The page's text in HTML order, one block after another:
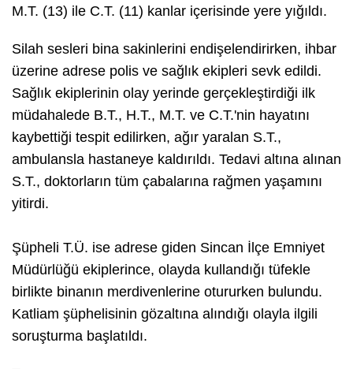
M.T. (13) ile C.T. (11) kanlar içerisinde yere yığıldı.
Silah sesleri bina sakinlerini endişelendirirken, ihbar
üzerine adrese polis ve sağlık ekipleri sevk edildi.
Sağlık ekiplerinin olay yerinde gerçekleştirdiği ilk
müdahalede B.T., H.T., M.T. ve C.T.'nin hayatını
kaybettiği tespit edilirken, ağır yaralan S.T.,
ambulansla hastaneye kaldırıldı. Tedavi altına alınan
S.T., doktorların tüm çabalarına rağmen yaşamını
yitirdi.
Şüpheli T.Ü. ise adrese giden Sincan İlçe Emniyet
Müdürlüğü ekiplerince, olayda kullandığı tüfekle
birlikte binanın merdivenlerine otururken bulundu.
Katliam şüphelisinin gözaltına alındığı olayla ilgili
soruşturma başlatıldı.